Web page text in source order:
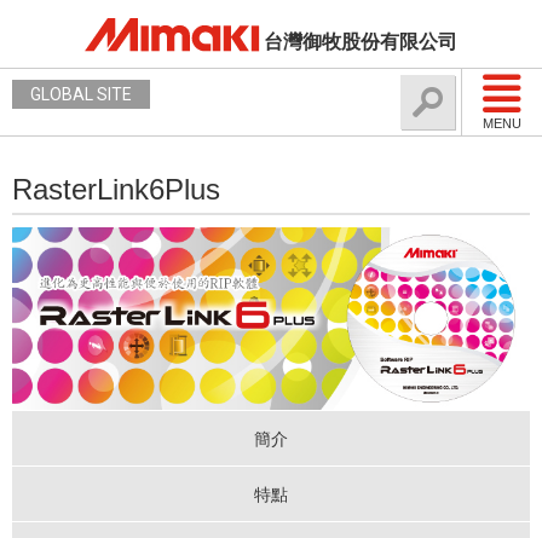
台灣御牧股份有限公司
MENU
GLOBAL SITE
RasterLink6Plus
簡介
特點